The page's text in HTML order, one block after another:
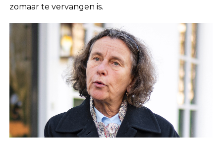
zomaar te vervangen is.